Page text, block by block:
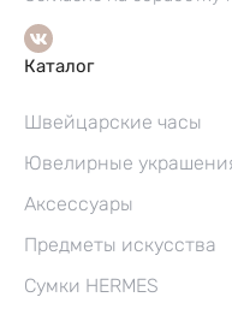
Каталог
Швейцарские часы
Ювелирные
Аксессуары
Предметы искусства
Сумки HERMES